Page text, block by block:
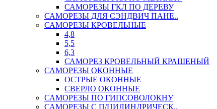
САМОРЕЗЫ ГКЛ ПО ДЕРЕВУ
САМОРЕЗЫ ДЛЯ СЭНДВИЧ ПАНЕ..
САМОРЕЗЫ КРОВЕЛЬНЫЕ
4,8
5,5
6,3
САМОРЕЗ КРОВЕЛЬНЫЙ КРАШЕНЫЙ
САМОРЕЗЫ ОКОННЫЕ
ОСТРЫЕ ОКОННЫЕ
СВЕРЛО ОКОННЫЕ
САМОРЕЗЫ ПО ГИПСОВОЛОКНУ
САМОРЕЗЫ С П/ЦИЛИНДРИЧЕСК..